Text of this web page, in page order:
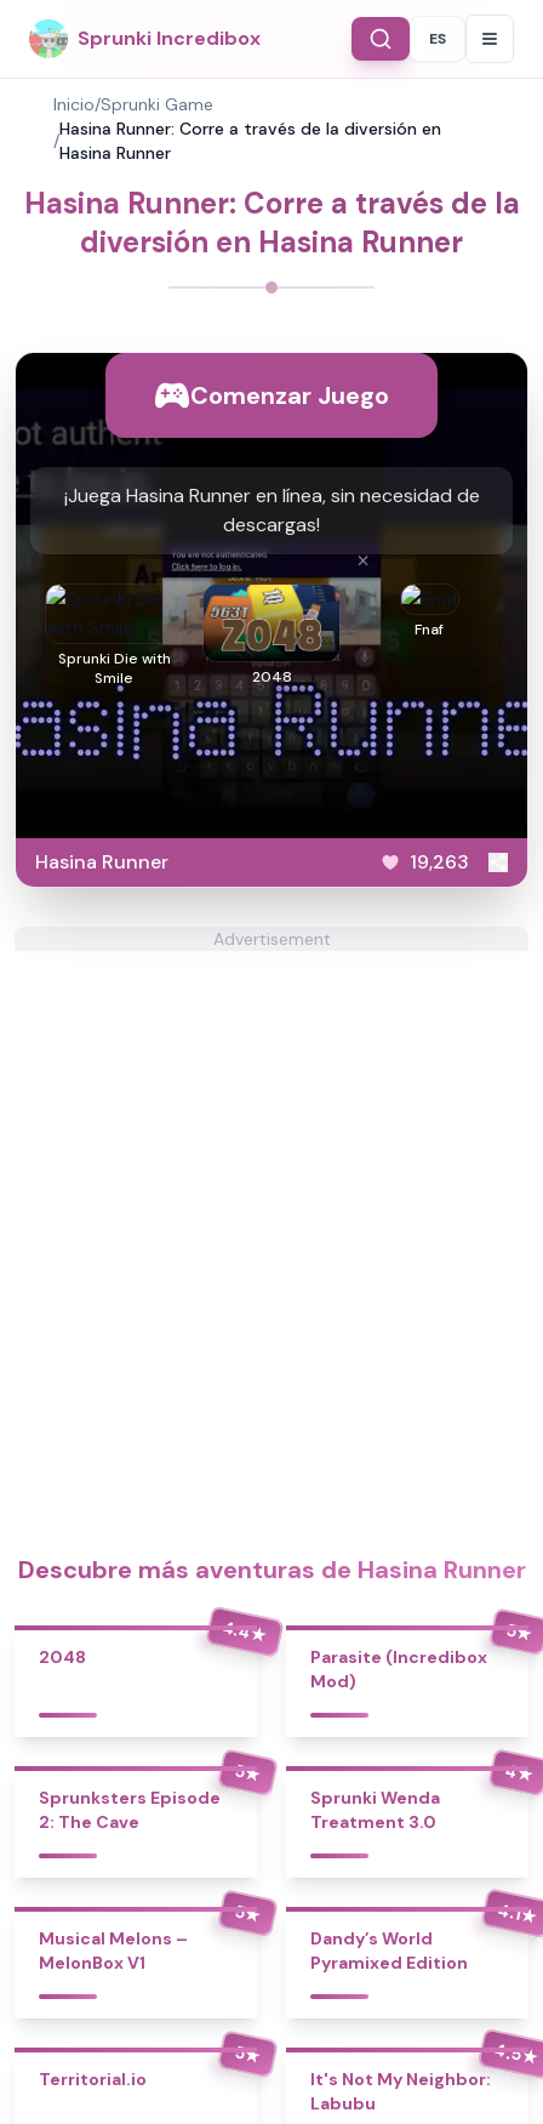
Sprunki Incredibox Select
ES
Inicio/Sprunki Game
/
Hasina Runner: Corre a través de la diversión en
Hasina Runner
Hasina Runner: Corre a través de la
diversión en Hasina Runner
Comenzar Juego
¡Juega Hasina Runner en línea, sin necesidad de
descargas!
Sprunki Die with
Smile
2048
Fnaf
Hasina Runner 19,263
Advertisement
Descubre más aventuras de Hasina Runner
4.4★
2048
5★
Parasite (Incredibox
Mod)
5★
Sprunksters Episode
2: The Cave
4★
Sprunki Wenda
Treatment 3.0
5★
Musical Melons –
MelonBox V1
4.1★
Dandy’s World
Pyramixed Edition
5★
Territorial.io
4.5★
It's Not My Neighbor:
Labubu